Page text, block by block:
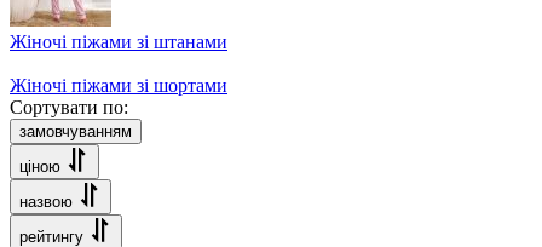
Жіночі піжами зі штанами
Жіночі піжами зі шортами
Сортувати по:
замовчуванням
ціною
назвою
рейтингу